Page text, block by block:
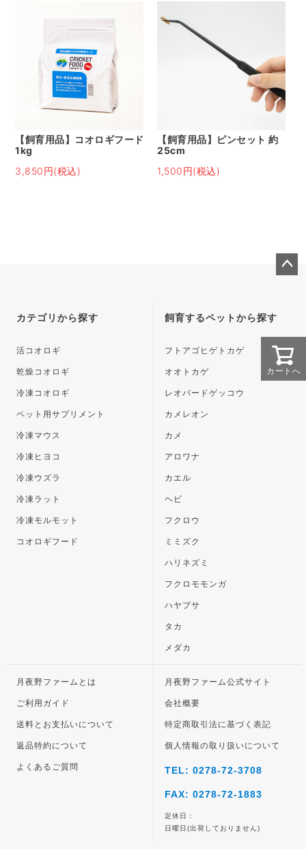
【飼育用品】コオロギフード
1kg
3,850円(税込)
【飼育用品】ピンセット 約
25cm
1,500円(税込)
カートへ
カテゴリから探す
活コオロギ
乾燥コオロギ
冷凍コオロギ
ペット用サプリメント
冷凍マウス
冷凍ヒヨコ
冷凍ウズラ
冷凍ラット
冷凍モルモット
コオロギフード
飼育するペットから探す
フトアゴヒゲトカゲ
オオトカゲ
レオパードゲッコウ
カメレオン
カメ
アロワナ
カエル
ヘビ
フクロウ
ミミズク
ハリネズミ
フクロモモンガ
ハヤブサ
タカ
メダカ
月夜野ファームとは
ご利用ガイド
送料とお支払いについて
返品特約について
よくあるご質問
月夜野ファーム公式サイト
会社概要
特定商取引法に基づく表記
個人情報の取り扱いについて
TEL: 0278-72-3708
FAX: 0278-72-1883
定休日：
日曜日(出荷しておりません)